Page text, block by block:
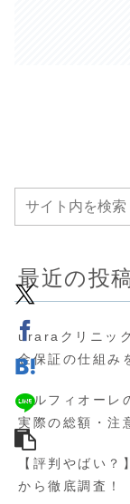
最近の投
uraraクリニッ
金保証の仕組み
ベルフィオーレ
実際の総額・注
【評判やばい
から徹底調査！